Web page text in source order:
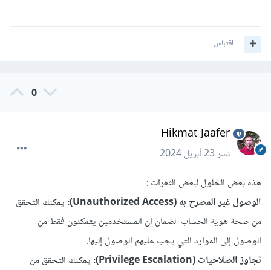
اقتباس
0
Hikmat Jaafer
نشر23 أبريل 2024
هذه بعض الحلول لبعض الثغرات
الوصول غير المصرح به (Unauthorized Access):
يمكنك التحقق
من صحة هوية الحساب لضمان أن المستخدمين يتمكنون فقط من
الوصول إلى الموارد التي يجب عليهم الوصول إليها.
تجاوز الصلاحيات (Privilege Escalation):
يمكنك التحقق من